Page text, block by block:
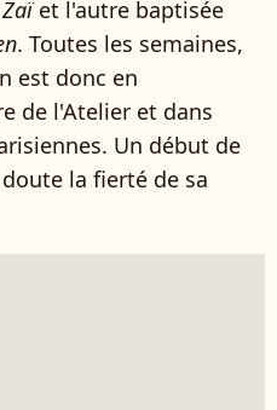
et l'autre baptisée
. Toutes les semaines,
est donc en
de l'Atelier et dans
Un début de
la fierté de sa